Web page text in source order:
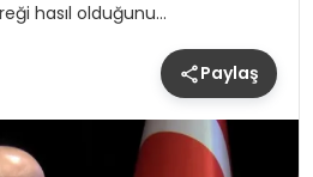
hasıl olduğunu…
Paylaş